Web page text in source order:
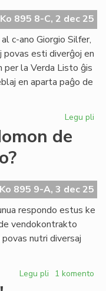
"banko"
funkcios
kiel
fonduso
895 8-C, 2 dec 25
c-ano Giorgio Silfer,
povas esti diverĝoj en
per la Verda Listo ĝis
en aparta paĝo de
Legu pli
de
de
895 9-A, 3 dec 25
respondo estus ke
vendokontrakto
nutri diversaj
Legu pli pri1 komento